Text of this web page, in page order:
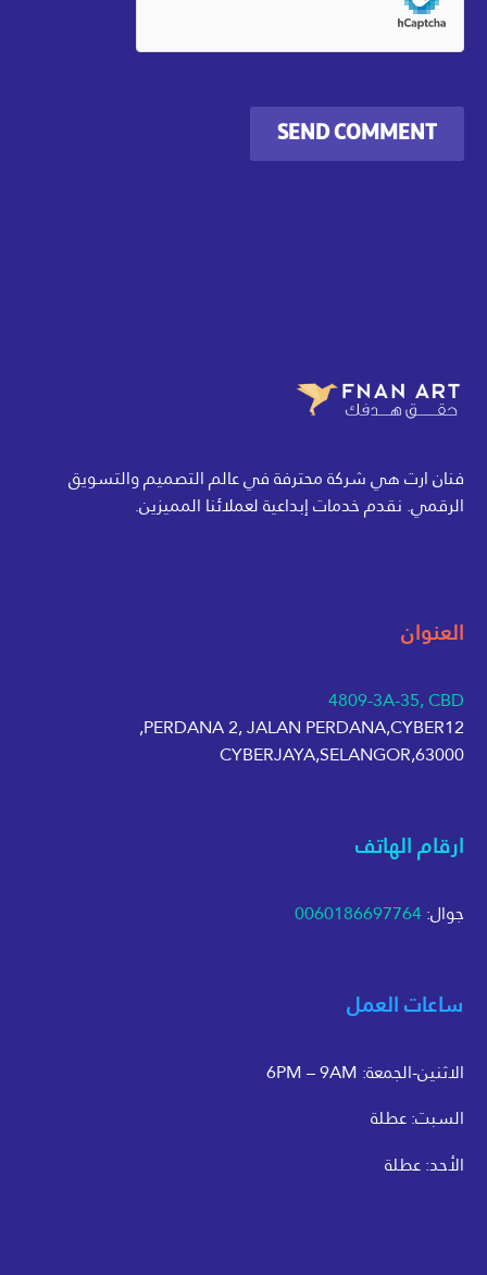
SEND COMMENT
فنان ارت هي شركة محترفة في عالم التصميم والتسويق
الرقمي. نقدم خدمات إبداعية لعملائنا المميزين.
العنوان
4809-3A-35, CBD
PERDANA 2, JALAN PERDANA,CYBER12,
63000,CYBERJAYA,SELANGOR
ارقام الهاتف
جوال:0060186697764
ساعات العمل
الاثنين-الجمعة: 6PM – 9AM
السبت: عطلة
الأحد: عطلة